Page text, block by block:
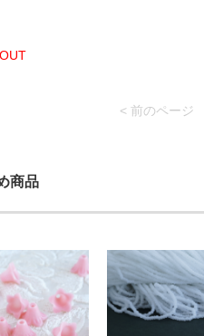
< 前のページ
商品